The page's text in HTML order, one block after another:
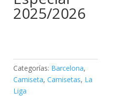
2025/2026
Categorías: Barcelona,
Camiseta,Camisetas, La
Liga